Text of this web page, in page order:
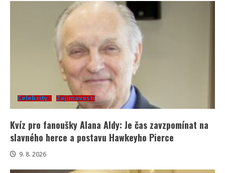
Celebrity Zajímavosti
Kvíz pro fanoušky Alana Aldy: Je čas zavzpomínat na
slavného herce a postavu Hawkeyho Pierce
9. 8. 2026